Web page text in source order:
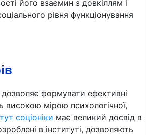
його взаємин з довкіллям і
рівня функціонування
дозволяє формувати ефективні
високою мірою психологічної,
соціоніки має великий досвід в
в інституті, дозволяють